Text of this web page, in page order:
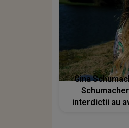
Gina
interdictii au